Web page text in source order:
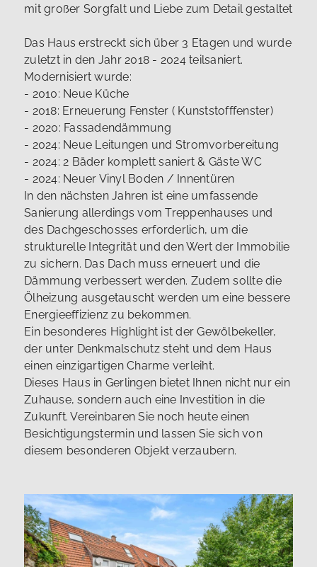
mit großer Sorgfalt und Liebe zum Detail gestaltet
Das Haus erstreckt sich über 3 Etagen und wurde
zuletzt in den Jahr 2018 - 2024 teilsaniert.
Modernisiert wurde:
- 2010: Neue Küche
- 2018: Erneuerung Fenster ( Kunststofffenster)
- 2020: Fassadendämmung
- 2024: Neue Leitungen und Stromvorbereitung
- 2024: 2 Bäder komplett saniert & Gäste WC
- 2024: Neuer Vinyl Boden / Innentüren
In den nächsten Jahren ist eine umfassende
Sanierung allerdings vom Treppenhauses und
des Dachgeschosses erforderlich, um die
strukturelle Integrität und den Wert der Immobilie
zu sichern. Das Dach muss erneuert und die
Dämmung verbessert werden. Zudem sollte die
Ölheizung ausgetauscht werden um eine bessere
Energieeffizienz zu bekommen.
Ein besonderes Highlight ist der Gewölbekeller,
der unter Denkmalschutz steht und dem Haus
einen einzigartigen Charme verleiht.
Dieses Haus in Gerlingen bietet Ihnen nicht nur ein
Zuhause, sondern auch eine Investition in die
Zukunft. Vereinbaren Sie noch heute einen
Besichtigungstermin und lassen Sie sich von
diesem besonderen Objekt verzaubern.